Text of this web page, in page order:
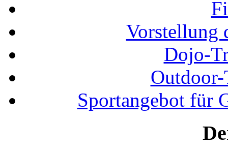
Vorstellung
Dojo-
Sportangebot für